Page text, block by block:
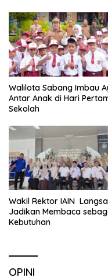
Walilota Sabang Imbau
Antar Anak di Hari
Sekolah
Wakil Rektor IAIN
Jadikan Membaca
Kebutuhan
OPINI